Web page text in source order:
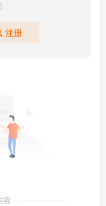
注册
容